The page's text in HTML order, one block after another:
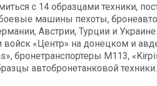
с 14 образцами техники,
машины пехоты,
Австрии, Турции и
«Центр» на донецком и
бронетранспортеры М113,
автобронетанковой техники.